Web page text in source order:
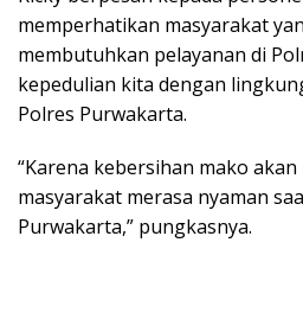
memperhatikan masyarakat
membutuhkan pelayanan di
kepedulian kita dengan
Polres Purwakarta.
“Karena kebersihan mako
masyarakat merasa nyaman
Purwakarta,” pungkasnya.